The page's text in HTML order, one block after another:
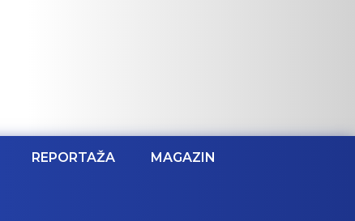
REPORTAŽA MAGAZIN